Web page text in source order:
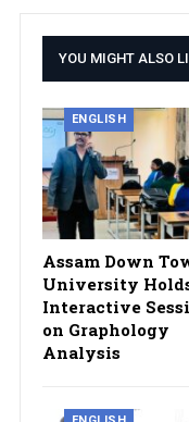
YOU MIGHT ALSO
ENGLISH
Assam Down
University
Interactive
on Graphology
Analysis